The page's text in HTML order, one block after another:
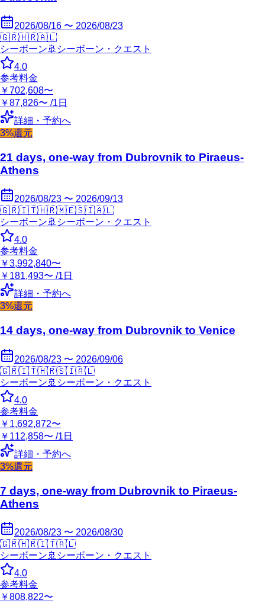
2026/08/16 〜 2026/08/23
🇬🇷🇭🇷🇦🇱
シーボーン 🚢 シーボーン・クエスト
4.0
参考料金
￥702,608〜
￥87,826〜 /1日
詳細・予約へ
3%還元
21 days, one-way from Dubrovnik to Piraeus-
Athens
2026/08/23 〜 2026/09/13
🇬🇷🇮🇹🇭🇷🇲🇪🇸🇮🇦🇱
シーボーン 🚢 シーボーン・クエスト
4.0
参考料金
￥3,992,840〜
￥181,493〜 /1日
詳細・予約へ
3%還元
14 days, one-way from Dubrovnik to Venice
2026/08/23 〜 2026/09/06
🇬🇷🇮🇹🇭🇷🇸🇮🇦🇱
シーボーン 🚢 シーボーン・クエスト
4.0
参考料金
￥1,692,872〜
￥112,858〜 /1日
詳細・予約へ
3%還元
7 days, one-way from Dubrovnik to Piraeus-
Athens
2026/08/23 〜 2026/08/30
🇬🇷🇭🇷🇮🇹🇦🇱
シーボーン 🚢 シーボーン・クエスト
4.0
参考料金
￥808,822〜